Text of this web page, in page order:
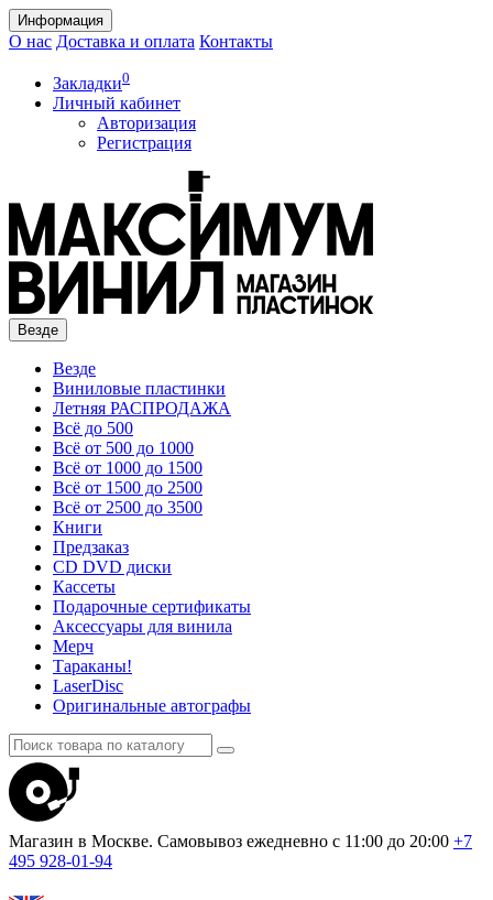
Информация
О нас Доставка и оплата Контакты
Закладки0
Личный кабинет
Авторизация
Регистрация
Везде
Везде
Виниловые пластинки
Летняя РАСПРОДАЖА
Всё до 500
Всё от 500 до 1000
Всё от 1000 до 1500
Всё от 1500 до 2500
Всё от 2500 до 3500
Книги
Предзаказ
CD DVD диски
Кассеты
Подарочные сертификаты
Аксессуары для винила
Мерч
Тараканы!
LaserDisc
Оригинальные автографы
Магазин в Москве. Самовывоз ежедневно с 11:00 до 20:00 +7
495 928-01-94